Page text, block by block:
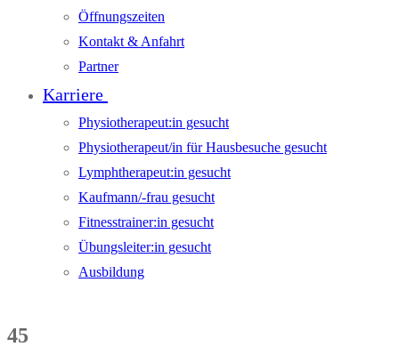
Öffnungszeiten
Kontakt & Anfahrt
Partner
Karriere
Physiotherapeut:in gesucht
Physiotherapeut/in für Hausbesuche gesucht
Lymphtherapeut:in gesucht
Kaufmann/-frau gesucht
Fitnesstrainer:in gesucht
Übungsleiter:in gesucht
Ausbildung
45